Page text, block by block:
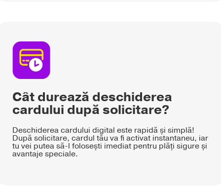
Cât durează deschiderea
cardului după solicitare?
Deschiderea cardului digital este rapidă și simplă!
După solicitare, cardul tău va fi activat instantaneu, iar
tu vei putea să-l folosești imediat pentru plăți sigure și
avantaje speciale.